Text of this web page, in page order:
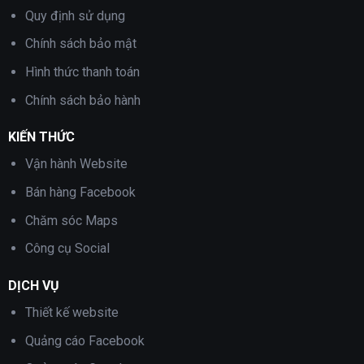
Quy định sử dụng
Chính sách bảo mật
Hình thức thanh toán
Chính sách bảo hành
KIẾN THỨC
Vận hành Website
Bán hàng Facebook
Chăm sóc Maps
Công cụ Social
DỊCH VỤ
Thiết kế website
Quảng cáo Facebook